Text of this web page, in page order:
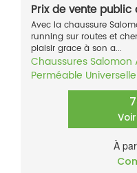
Prix de vente
Avec la chaussure
running sur routes et
plaisir grace à son a...
Chaussures Salomon
Perméable Universelle
À